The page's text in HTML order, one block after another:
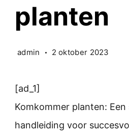
planten
admin 2 oktober 2023
[ad_1]
Komkommer planten:
handleiding voor